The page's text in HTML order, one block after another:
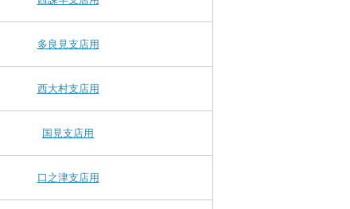
多良見支店用
西大村支店用
国見支店用
口之津支店用